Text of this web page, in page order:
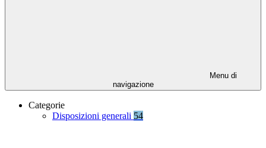
Menu di
navigazione
Categorie
Disposizioni generali 54